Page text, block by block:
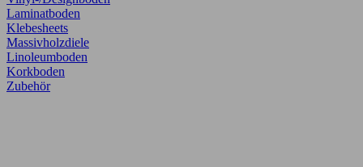
Laminatboden
Klebesheets
Massivholzdiele
Linoleumboden
Korkboden
Zubehör